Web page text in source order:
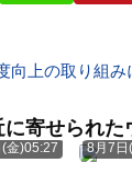
向上の取り組み
寄せられた
金)05:27 8月7日